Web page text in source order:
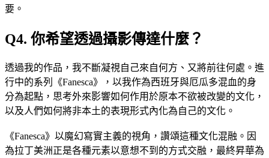
要。
Q4. 你希望透過攝影傳達什麼？
透過我的作品，我不斷凝視自己來自何方、又將前往何處。進
行中的系列《Fanesca》，以我作為西班牙與厄瓜多混血的身
分為起點，思考外來影響如何作用於原本不欲被改變的文化，
以及人們如何將非本土的表現形式內化為自己的文化。
《Fanesca》以魔幻寫實主義的視角，讚頌這種文化混融。因
為拉丁美洲正是各種元素以意想不到的方式交融，最終昇華為